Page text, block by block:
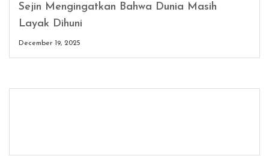
Sejin Mengingatkan Bahwa Dunia Masih
Layak Dihuni
December 19, 2025